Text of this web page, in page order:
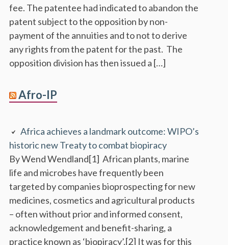
fee. The patentee had indicated to abandon the
patent subject to the opposition by non-
payment of the annuities and to not to derive
any rights from the patent for the past. The
opposition division has then issued a […]
Afro-IP
Africa achieves a landmark outcome: WIPO’s
historic new Treaty to combat biopiracy
By Wend Wendland[1] African plants, marine
life and microbes have frequently been
targeted by companies bioprospecting for new
medicines, cosmetics and agricultural products
– often without prior and informed consent,
acknowledgement and benefit-sharing, a
practice known as ‘biopiracy’.[2] It was for this